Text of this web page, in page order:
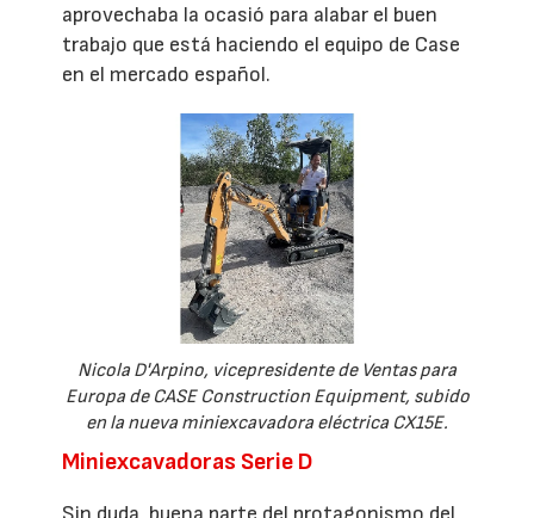
aprovechaba la ocasió para alabar el buen
trabajo que está haciendo el equipo de Case
en el mercado español.
Nicola D'Arpino, vicepresidente de Ventas para
Europa de CASE Construction Equipment, subido
en la nueva miniexcavadora eléctrica CX15E.
Miniexcavadoras Serie D